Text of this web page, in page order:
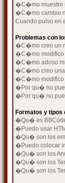
�C�mo muestro
�C�mo cambio
Cuando pulso en
Problemas con
�C�mo creo un
�C�mo modifico
�C�mo adoso mi
�C�mo creo una
�C�mo modifico
�Por qu� no
�Por qu� no
Formatos y tipos
�Qu� es
�Puedo usar
�Qu� son los
�Puedo colocar
�Qu� son los
�Qu� son los
�Qu� son los